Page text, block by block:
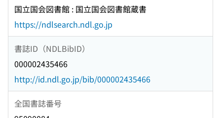
国立国会図書館 : 国立国会図書館蔵書
https://ndlsearch.ndl.go.jp
書誌ID（NDLBibID）
000002435466
http://id.ndl.go.jp/bib/000002435466
全国書誌番号